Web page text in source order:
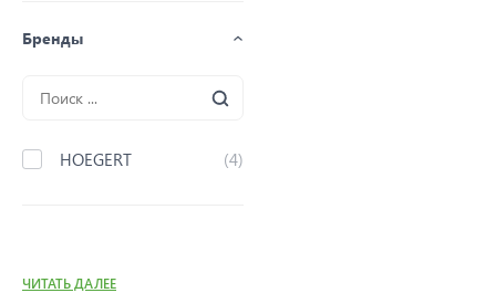
Бренды
HOEGERT (4)
ЧИТАТЬ ДАЛЕЕ